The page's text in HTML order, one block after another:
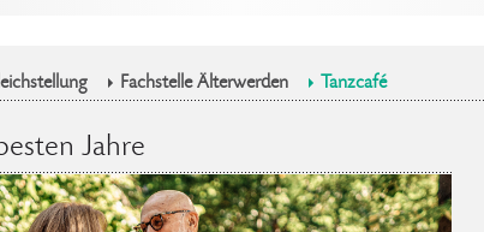
Fachstelle Älterwerden Tanzcafé
Jahre